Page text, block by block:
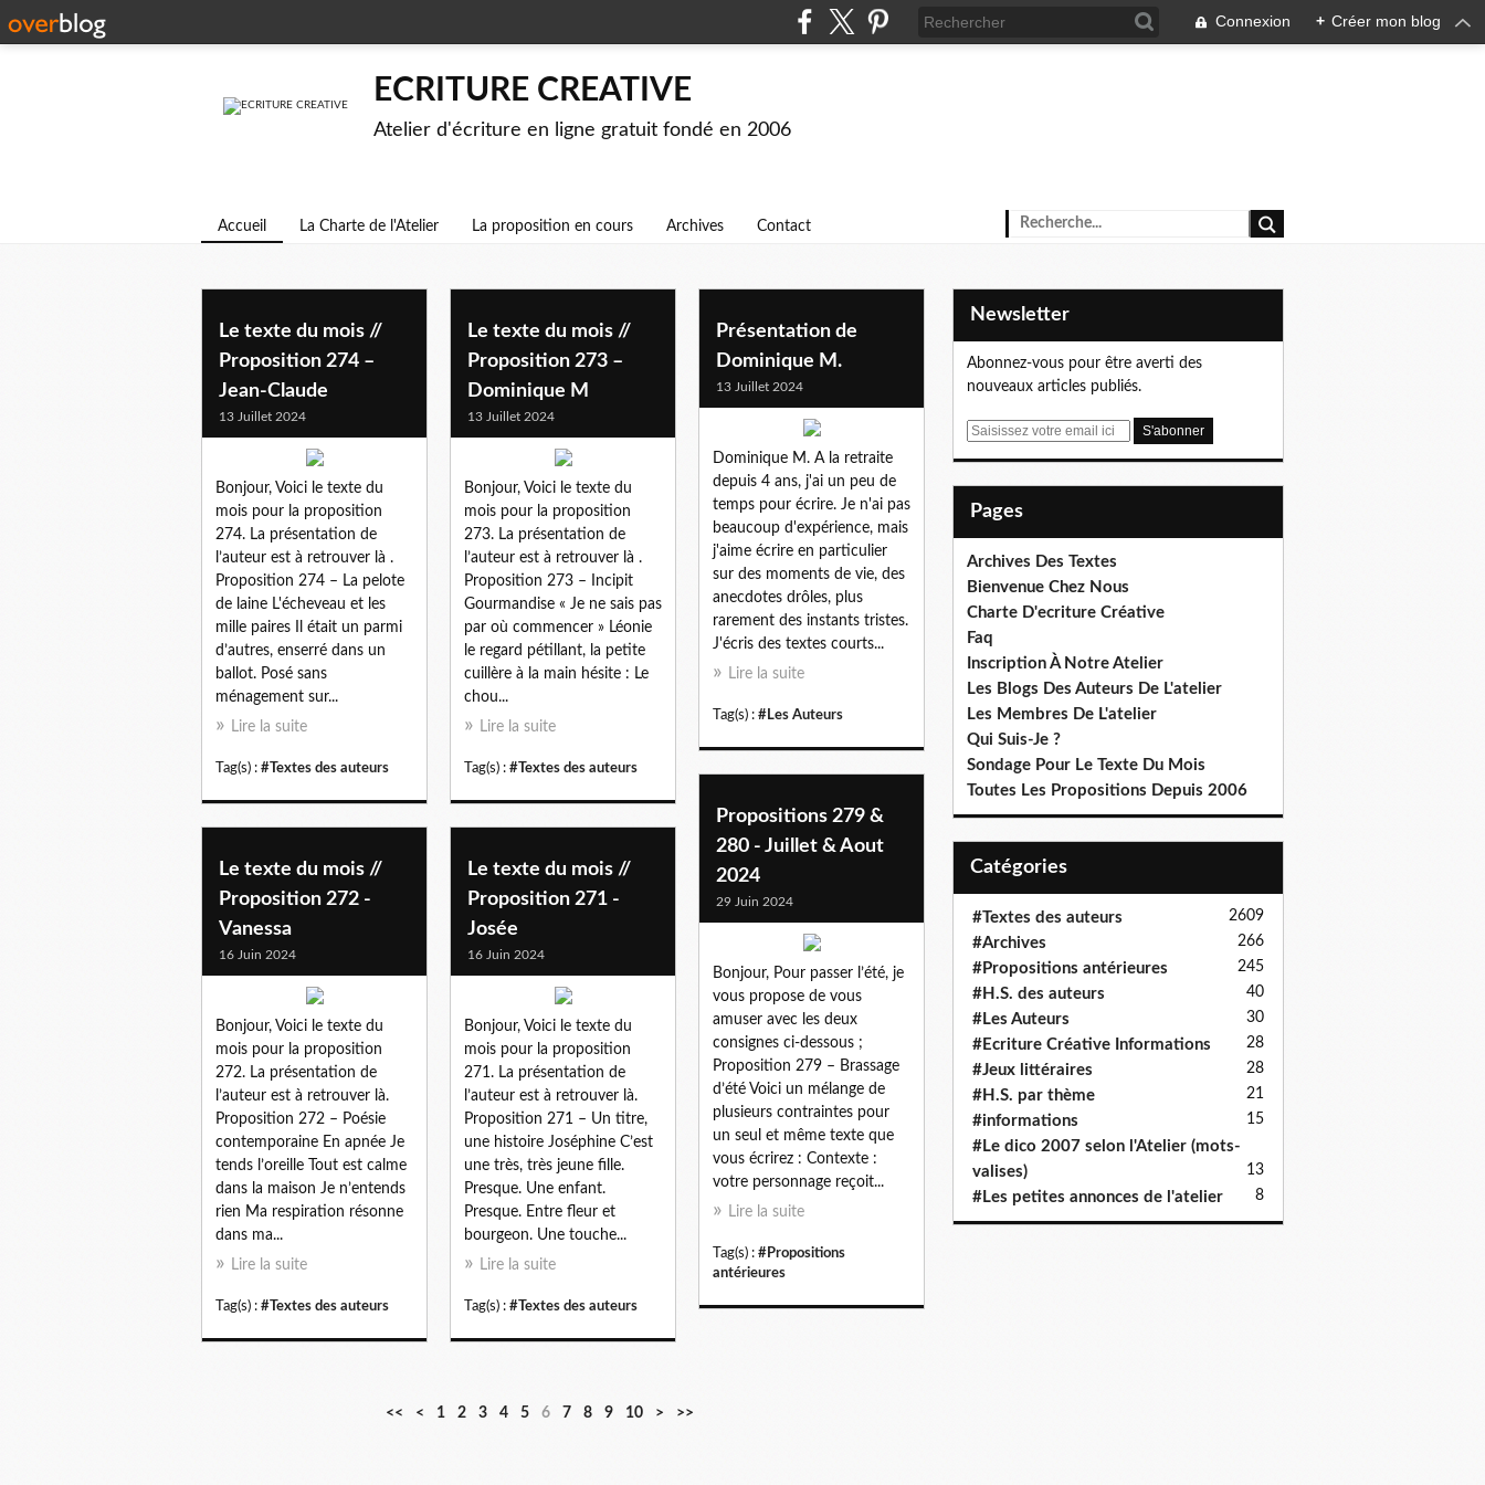
Connexion + Créer mon blog
ECRITURE CREATIVE
Atelier d'écriture en ligne gratuit fondé en 2006
Accueil La Charte de l'Atelier La proposition en cours Archives Contact
Le texte du mois //
Proposition 274 –
Jean-Claude
13 Juillet 2024
Bonjour, Voici le texte du
mois pour la proposition
274. La présentation de
l’auteur est à retrouver là .
Proposition 274 – La pelote
de laine L'écheveau et les
mille paires Il était un parmi
d’autres, enserré dans un
ballot. Posé sans
ménagement sur...
Lire la suite
Tag(s) : #Textes des auteurs
Le texte du mois //
Proposition 273 –
Dominique M
13 Juillet 2024
Bonjour, Voici le texte du
mois pour la proposition
273. La présentation de
l’auteur est à retrouver là .
Proposition 273 – Incipit
Gourmandise « Je ne sais pas
par où commencer » Léonie
le regard pétillant, la petite
cuillère à la main hésite : Le
chou...
Lire la suite
Tag(s) : #Textes des auteurs
Présentation de
Dominique M.
13 Juillet 2024
Dominique M. A la retraite
depuis 4 ans, j'ai un peu de
temps pour écrire. Je n'ai pas
beaucoup d'expérience, mais
j'aime écrire en particulier
sur des moments de vie, des
anecdotes drôles, plus
rarement des instants tristes.
J'écris des textes courts...
Lire la suite
Tag(s) : #Les Auteurs
Propositions 279 &
280 - Juillet & Aout
2024
29 Juin 2024
Bonjour, Pour passer l’été, je
vous propose de vous
amuser avec les deux
consignes ci-dessous ;
Proposition 279 – Brassage
d’été Voici un mélange de
plusieurs contraintes pour
un seul et même texte que
vous écrirez : Contexte :
votre personnage reçoit...
Lire la suite
Tag(s) : #Propositions
antérieures
Le texte du mois //
Proposition 272 -
Vanessa
16 Juin 2024
Bonjour, Voici le texte du
mois pour la proposition
272. La présentation de
l’auteur est à retrouver là.
Proposition 272 – Poésie
contemporaine En apnée Je
tends l’oreille Tout est calme
dans la maison Je n’entends
rien Ma respiration résonne
dans ma...
Lire la suite
Tag(s) : #Textes des auteurs
Le texte du mois //
Proposition 271 -
Josée
16 Juin 2024
Bonjour, Voici le texte du
mois pour la proposition
271. La présentation de
l’auteur est à retrouver là.
Proposition 271 – Un titre,
une histoire Joséphine C’est
une très, très jeune fille.
Presque. Une enfant.
Presque. Entre fleur et
bourgeon. Une touche...
Lire la suite
Tag(s) : #Textes des auteurs
<< < 1 2 3 4 5 6 7 8 9 10
2
3
4
5
6
7
8
9
1
2
3
4
5
> >>
Newsletter
Abonnez-vous pour être averti des
nouveaux articles publiés.
E
Pages
Archives Des Textes
Bienvenue Chez Nous
Charte D'ecriture Créative
Faq
Inscription À Notre Atelier
Les Blogs Des Auteurs De L'atelier
Les Membres De L'atelier
Qui Suis-Je ?
Sondage Pour Le Texte Du Mois
Toutes Les Propositions Depuis 2006
Catégories
#Textes des auteurs 2609
#Archives 266
#Propositions antérieures 245
#H.S. des auteurs 40
#Les Auteurs 30
#Ecriture Créative Informations 28
#Jeux littéraires 28
#H.S. par thème 21
#informations 15
#Le dico 2007 selon l'Atelier (mots-
valises)
13
#Les petites annonces de l'atelier 8